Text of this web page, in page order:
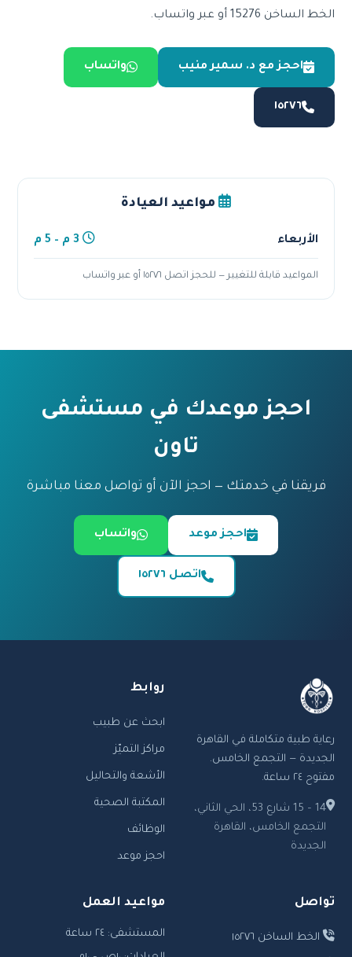
الخط الساخن 15276 أو عبر واتساب.
احجز مع د. سمير منيب واتساب
١٥٢٧٦
مواعيد العيادة
الأربعاء
المواعيد قابلة للتغيير — للحجز اتصل ١٥٢٧٦ أو عبر واتساب
احجز موعدك في مستشفى
تاون
فريقنا في خدمتك — احجز الآن أو تواصل معنا مباشرة
احجز موعد واتساب
اتصل ١٥٢٧٦
رعاية طبية متكاملة في القاهرة
الجديدة — التجمع الخامس.
مفتوح ٢٤ ساعة.
14 – 15 شارع 53، الحي الثاني،
التجمع الخامس، القاهرة
الجديدة
روابط
ابحث عن طبيب
مراكز التميّز
الأشعة والتحاليل
المكتبة الصحية
الوظائف
احجز موعد
تواصل
الخط الساخن ١٥٢٧٦
مواعيد العمل
المستشفى: ٢٤ ساعة